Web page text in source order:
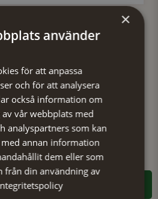
för 299 kr
VARUKORGEN
×
använder
för att anpassa
och för att analysera
också information om
vår webbplats med
analyspartners som kan
annan information
dem eller som
från din användning av